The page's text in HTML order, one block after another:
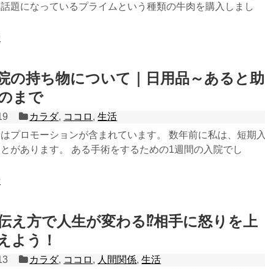
題になっているプライムという種類の牛肉を購入しまし
の持ち物について｜日用品～あると助
まで
カラダ, ココロ ,生活
プロモーションが含まれています。 数年前に私は、短期入
があります。 ある手術をするための1週間の入院でし
え方で人生が変わる⁉相手に怒りを上
よう！
カラダ, ココロ , 人間関係,生活